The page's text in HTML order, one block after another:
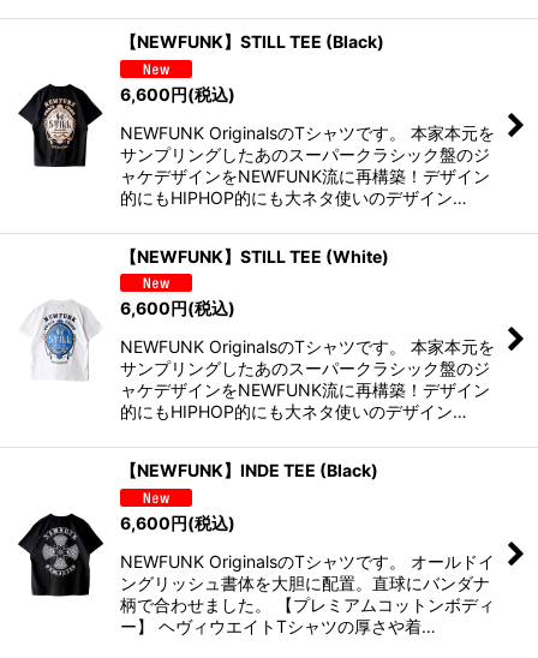
【NEWFUNK】STILL TEE (Black)
6,600円(税込)
NEWFUNK OriginalsのTシャツです。 本家本元を
サンプリングしたあのスーパークラシック盤のジ
ャケデザインをNEWFUNK流に再構築！デザイン
的にもHIPHOP的にも大ネタ使いのデザイン…
【NEWFUNK】STILL TEE (White)
6,600円(税込)
NEWFUNK OriginalsのTシャツです。 本家本元を
サンプリングしたあのスーパークラシック盤のジ
ャケデザインをNEWFUNK流に再構築！デザイン
的にもHIPHOP的にも大ネタ使いのデザイン…
【NEWFUNK】INDE TEE (Black)
6,600円(税込)
NEWFUNK OriginalsのTシャツです。 オールドイ
ングリッシュ書体を大胆に配置。直球にバンダナ
柄で合わせました。 【プレミアムコットンボディ
ー】 ヘヴィウエイトTシャツの厚さや着…